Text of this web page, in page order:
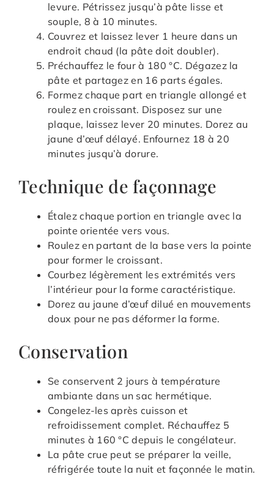
levure. Pétrissez jusqu’à pâte lisse et
souple, 8 à 10 minutes.
Couvrez et laissez lever 1 heure dans un
endroit chaud (la pâte doit doubler).
Préchauffez le four à 180 °C. Dégazez la
pâte et partagez en 16 parts égales.
Formez chaque part en triangle allongé et
roulez en croissant. Disposez sur une
plaque, laissez lever 20 minutes. Dorez au
jaune d’œuf délayé. Enfournez 18 à 20
minutes jusqu’à dorure.
Technique de façonnage
Étalez chaque portion en triangle avec la
pointe orientée vers vous.
Roulez en partant de la base vers la pointe
pour former le croissant.
Courbez légèrement les extrémités vers
l’intérieur pour la forme caractéristique.
Dorez au jaune d’œuf dilué en mouvements
doux pour ne pas déformer la forme.
Conservation
Se conservent 2 jours à température
ambiante dans un sac hermétique.
Congelez-les après cuisson et
refroidissement complet. Réchauffez 5
minutes à 160 °C depuis le congélateur.
La pâte crue peut se préparer la veille,
réfrigérée toute la nuit et façonnée le matin.